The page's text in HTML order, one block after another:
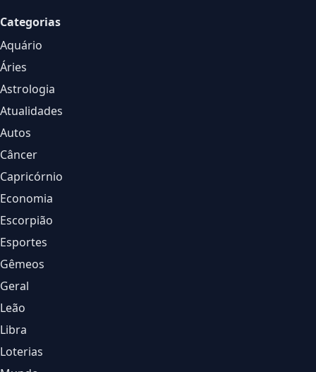
Categorias
Aquário
Áries
Astrologia
Atualidades
Autos
Câncer
Capricórnio
Economia
Escorpião
Esportes
Gêmeos
Geral
Leão
Libra
Loterias